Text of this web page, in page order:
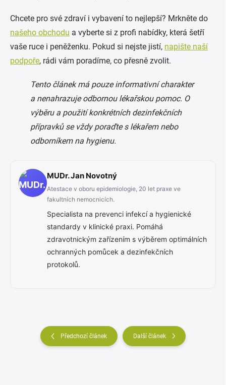
Chcete pro své zdraví i vybavení to nejlepší? Mrkněte do
našeho obchodu a vyberte si z profi nabídky, která šetří
vaše ruce i peněženku. Pokud si nejste jistí, napište naší
podpoře, rádi vám poradíme, co přesně zvolit.
Tento článek má pouze informativní charakter
a nenahrazuje odbornou lékařskou pomoc. O
výběru a použití konkrétních dezinfekčních
přípravků se vždy poraďte s lékařem nebo
odborníkem na hygienu.
MUDr. Jan Novotný
Atestace v oboru epidemiologie, 20 let praxe ve
fakultních nemocnicích.
Specialista na prevenci infekcí a hygienické
standardy v klinické praxi. Pomáhá
zdravotnickým zařízením s výběrem optimálních
ochranných pomůcek a dezinfekčních
protokolů.
Předchozí článek Další článek